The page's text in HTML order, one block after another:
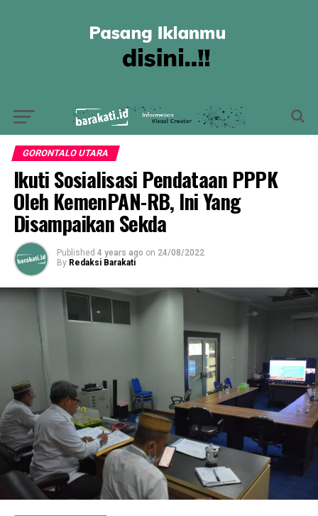
GORONTALO UTARA
Ikuti Sosialisasi Pendataan PPPK
Oleh KemenPAN-RB, Ini Yang
Disampaikan Sekda
Published 4 years ago on 24/08/2022
By Redaksi Barakati